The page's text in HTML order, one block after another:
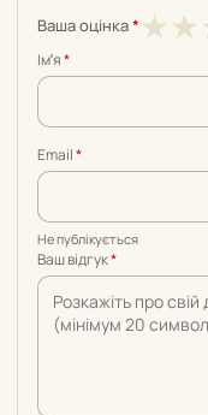
Ваша оцінка* ★
★1
5
Імʼя*
Email*
Не публікується
Ваш відгук*